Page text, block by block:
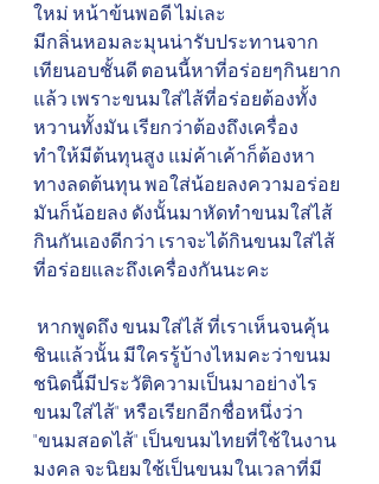
ใหม่ หน้าข้นพอดี ไม่เละ
มีกลิ่นหอมละมุนน่ารับประทานจาก
เทียนอบชั้นดี ตอนนี้หาที่อร่อยๆกินยาก
แล้ว เพราะขนมใส่ไส้ที่อร่อยต้องทั้ง
หวานทั้งมัน เรียกว่าต้องถึงเครื่อง
ทำให้มีต้นทุนสูง แม่ค้าเค้าก็ต้องหา
ทางลดต้นทุน พอใส่น้อยลงความอร่อย
มันก็น้อยลง ดังนั้นมาหัดทำขนมใส่ไส้
กินกันเองดีกว่า เราจะได้กินขนมใส่ไส้
ที่อร่อยและถึงเครื่องกันนะคะ
ชินแล้วนั้น มีใครรู้บ้างไหมคะว่าขนม
ชนิดนี้มีประวัติความเป็นมาอย่างไร
ขนมใส่ไส้" หรือเรียกอีกชื่อหนึ่งว่า
"ขนมสอดไส้" เป็นขนมไทยที่ใช้ในงาน
มงคล จะนิยมใช้เป็นขนมในเวลาที่มี